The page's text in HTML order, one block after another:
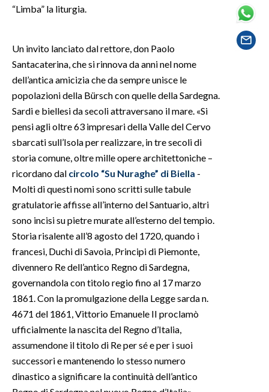
SPETTACOLI
SALUTE
SARDEGNA TURISMO
NOTIZIE
EVENTI
#CARAUNIONE
3 MINUTI CON
INFO AZIENDE
ANNUNCI
NECROLOGI
PUBBLICITÀ
SPIAGGE
“Limba” la liturgia.
Un invito lanciato dal rettore, don Paolo
Santacaterina, che si rinnova da anni nel nome
dell’antica amicizia che da sempre unisce le
popolazioni della Bürsch con quelle della Sardegna.
Sardi e biellesi da secoli attraversano il mare. «Si
pensi agli oltre 63 impresari della Valle del Cervo
sbarcati sull’Isola per realizzare, in tre secoli di
storia comune, oltre mille opere architettoniche –
ricordano dal circolo “Su Nuraghe” di Biella -
Molti di questi nomi sono scritti sulle tabule
gratulatorie affisse all’interno del Santuario, altri
sono incisi su pietre murate all’esterno del tempio.
Storia risalente all’8 agosto del 1720, quando i
francesi, Duchi di Savoia, Principi di Piemonte,
divennero Re dell’antico Regno di Sardegna,
governandola con titolo regio fino al 17 marzo
1861. Con la promulgazione della Legge sarda n.
4671 del 1861, Vittorio Emanuele II proclamò
ufficialmente la nascita del Regno d’Italia,
assumendone il titolo di Re per sé e per i suoi
successori e mantenendo lo stesso numero
dinastico a significare la continuità dell’antico